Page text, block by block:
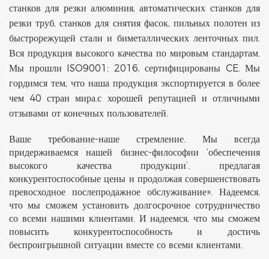
станков для резки алюминия, автоматических станков для
резки труб, станков для снятия фасок, пильных полотен из
быстрорежущей стали и биметаллических ленточных пил.
Вся продукция высокого качества по мировым стандартам.
Мы прошли ISO9001: 2016, сертифицированы CE. Мы
гордимся тем, что наша продукция экспортируется в более
чем 40 стран мира.с хорошей репутацией и отличными
отзывами от конечных пользователей.
Ваше требование-наше стремление. Мы всегда
придерживаемся нашей бизнес-философии ‘обеспечения
высокого качества продукции’. предлагая
конкурентоспособные цены и продолжая совершенствовать
превосходное послепродажное обслуживание». Надеемся,
что мы сможем установить долгосрочное сотрудничество
со всеми нашими клиентами. И надеемся, что мы сможем
повысить конкурентоспособность и достичь
беспроигрышной ситуации вместе со всеми клиентами.